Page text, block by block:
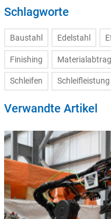
Schlagworte
Baustahl Edelstahl
Finishing Materialabtrag
Schleifen Schleifleistung
Verwandte Artikel